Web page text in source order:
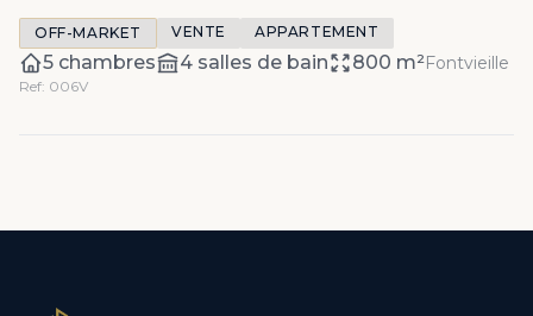
OFF-MARKET VENTE APPARTEMENT
5 chambres 4 salles de bain 800 m²Fontvieille
Ref: 006V